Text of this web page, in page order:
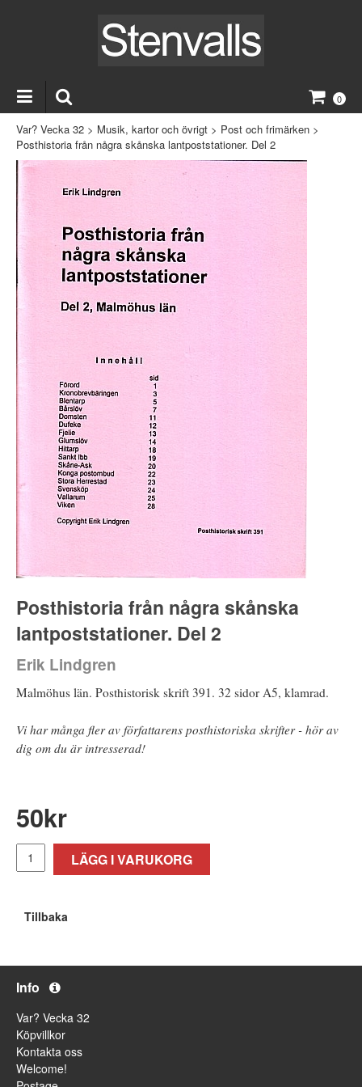
0
Var? Vecka 32 > Musik, kartor och övrigt > Post och frimärken >
Posthistoria från några skånska lantpoststationer. Del 2
Posthistoria från några skånska
lantpoststationer. Del 2
Erik Lindgren
Malmöhus län. Posthistorisk skrift 391. 32 sidor A5, klamrad.
Vi har många fler av författarens posthistoriska skrifter - hör av
dig om du är intresserad!
50kr
LÄGG I VARUKORG
Tillbaka
Info
Var? Vecka 32
Köpvillkor
Kontakta oss
Welcome!